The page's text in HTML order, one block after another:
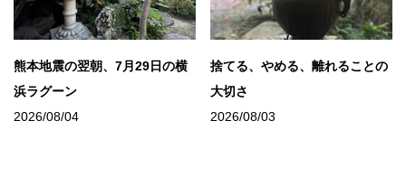
熊本地震の翌朝、7月29日の横
浜ラグーン
2026/08/04
捨てる、やめる、離れることの
大切さ
2026/08/03